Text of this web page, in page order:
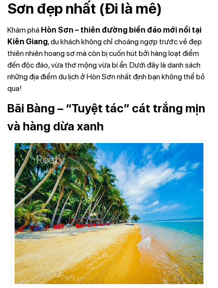
Sơn đẹp nhất (Đi là mê)
Khám phá Hòn Sơn – thiên đường biển đảo mới nổi tại
Kiên Giang, du khách không chỉ choáng ngợp trước vẻ đẹp
thiên nhiên hoang sơ mà còn bị cuốn hút bởi hàng loạt điểm
đến độc đáo, vừa thơ mộng vừa bí ẩn. Dưới đây là danh sách
những địa điểm du lịch ở Hòn Sơn nhất định bạn không thể bỏ
qua!
Bãi Bàng – “Tuyệt tác” cát trắng mịn
và hàng dừa xanh